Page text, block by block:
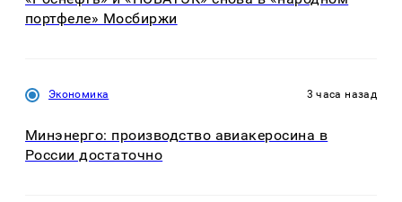
портфеле» Мосбиржи
Экономика 3 часа назад
Минэнерго: производство авиакеросина в
России достаточно